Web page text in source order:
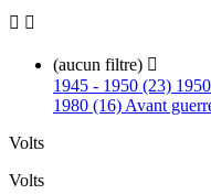
 
(aucun filtre) 
1945 - 1950 (23)
1980 (16) Avant
Volts
Volts